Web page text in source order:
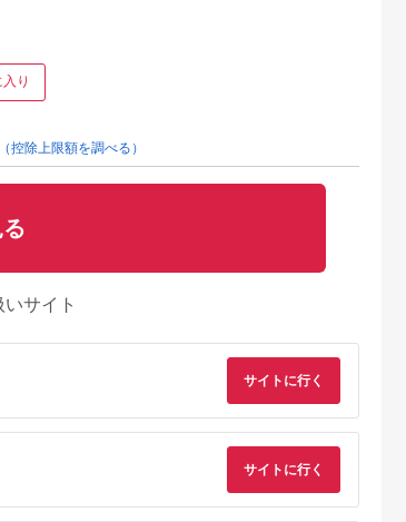
り
（控除上限額を調べる）
サイト
サイトに行く
サイトに行く